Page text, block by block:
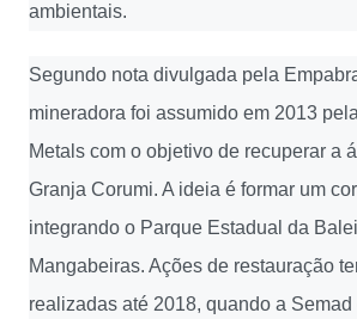
ambientais.
Segundo nota divulgada pela
mineradora foi assumido em 2013
Metals com o objetivo de recuperar a
Granja Corumi. A ideia é formar um
integrando o Parque Estadual da
Mangabeiras. Ações de restauração
realizadas até 2018, quando a